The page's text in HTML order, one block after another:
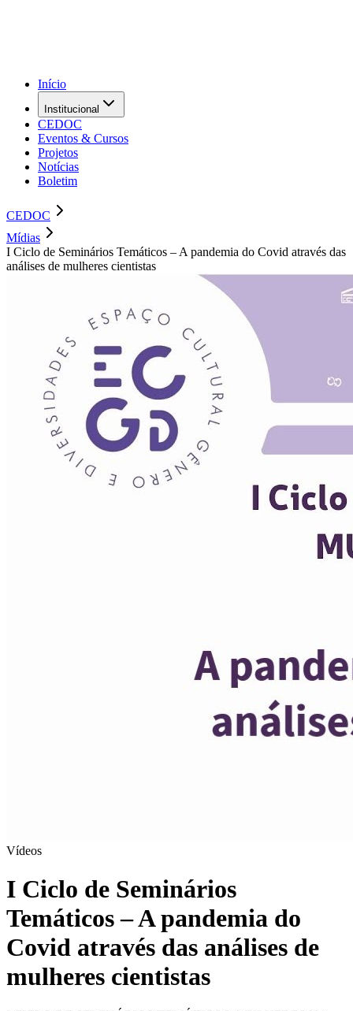
Início
Institucional
CEDOC
Eventos & Cursos
Projetos
Notícias
Boletim
CEDOC
Mídias
I Ciclo de Seminários Temáticos – A pandemia do Covid através das
análises de mulheres cientistas
Vídeos
I Ciclo de Seminários
Temáticos – A pandemia do
Covid através das análises de
mulheres cientistas